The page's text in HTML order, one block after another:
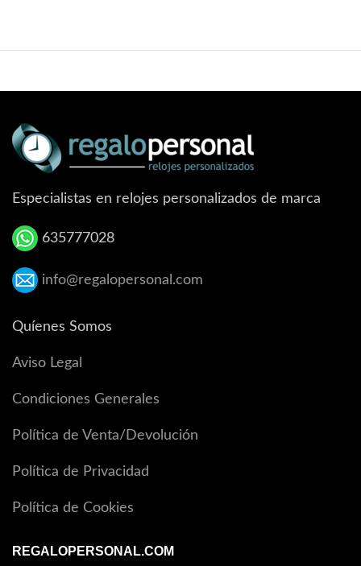
Especialistas en relojes personalizados de marca
635777028
info@regalopersonal.com
Quíenes Somos
Aviso Legal
Condiciones Generales
Política de Venta/Devolución
Política de Privacidad
Política de Cookies
REGALOPERSONAL.COM